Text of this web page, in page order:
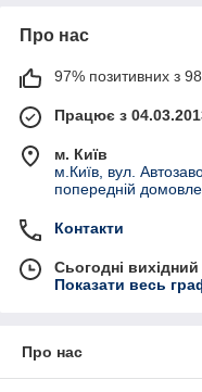
Про нас
97% позитивних з 98
Працює з
м. Київ
м.Київ, вул.
попередній
Контакти
Сьогодні вихідний
Показати весь
Про нас